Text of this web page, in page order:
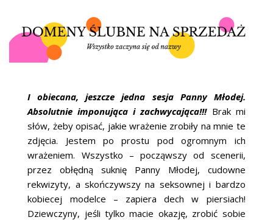
WASZE ŚLUBY
{HOT SEXY BEST}
ŚLUBNE STYLE
MAGAZYNY
ARCHIWUM
I obiecana, jeszcze jedna sesja Panny Młodej.
Absolutnie imponująca i zachwycająca!!!Brak mi
słów, żeby opisać, jakie wrażenie zrobiły na mnie te
zdjęcia. Jestem po prostu pod ogromnym ich
wrażeniem. Wszystko – począwszy od scenerii,
przez obłędną suknię Panny Młodej, cudowne
rekwizyty, a skończywszy na seksownej i bardzo
kobiecej modelce – zapiera dech w piersiach!
Dziewczyny, jeśli tylko macie okazję, zrobić sobie